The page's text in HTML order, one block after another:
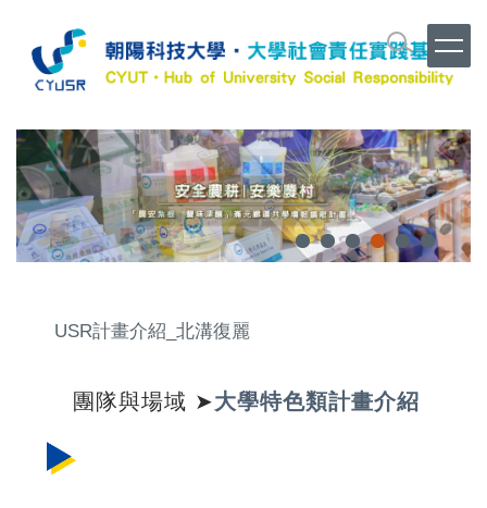
容
區
USR計畫介紹_北溝復麗
團隊與場域 ➤大學特色類計畫介紹